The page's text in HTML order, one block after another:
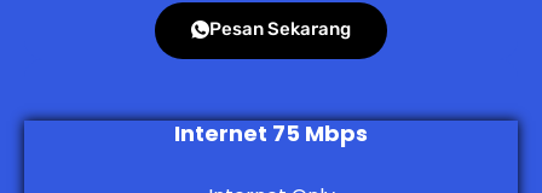
Pesan Sekarang
Internet 75 Mbps